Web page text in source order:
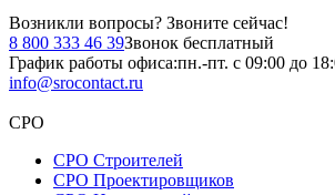
Возникли вопросы? Звоните сейчас!
8 800 333 46 39Звонок бесплатный
График работы офиса:пн.-пт. с 09:00 до
info@srocontact.ru
СРО
СРО Строителей
СРО Проектировщиков